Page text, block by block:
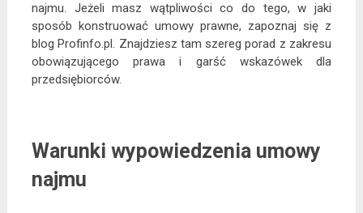
najmu. Jeżeli masz wątpliwości co do tego, w jaki
sposób konstruować umowy prawne, zapoznaj się z
blog Profinfo.pl. Znajdziesz tam szereg porad z zakresu
obowiązującego prawa i garść wskazówek dla
przedsiębiorców.
Warunki wypowiedzenia umowy
najmu